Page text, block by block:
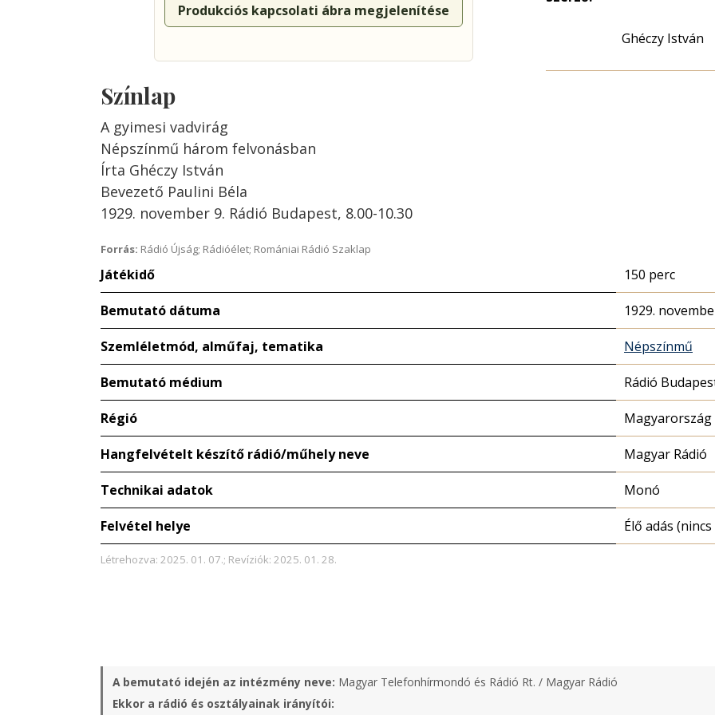
Produkciós kapcsolati ábra megjelenítése
Színlap
A gyimesi vadvirág
Népszínmű három felvonásban
Írta Ghéczy István
Bevezető Paulini Béla
1929. november 9. Rádió Budapest, 8.00-10.30
Forrás: Rádió Újság; Rádióélet; Romániai Rádió Szaklap
Ghéczy István
Játékidő 150 perc
Bemutató dátuma 1929.
Szemléletmód, alműfaj, tematika Népszínmű
Bemutató médium Rádió
Régió
Hangfelvételt készítő rádió/műhely neve Magyar Rádió
Technikai adatok Monó
Felvétel helye Élő adás
Létrehozva: 2025. 01. 07.; Revíziók: 2025. 01. 28.
A bemutató idején az intézmény neve: Magyar Telefonhírmondó és Rádió Rt. / Magyar Rádió
Ekkor a rádió és osztályainak irányítói: